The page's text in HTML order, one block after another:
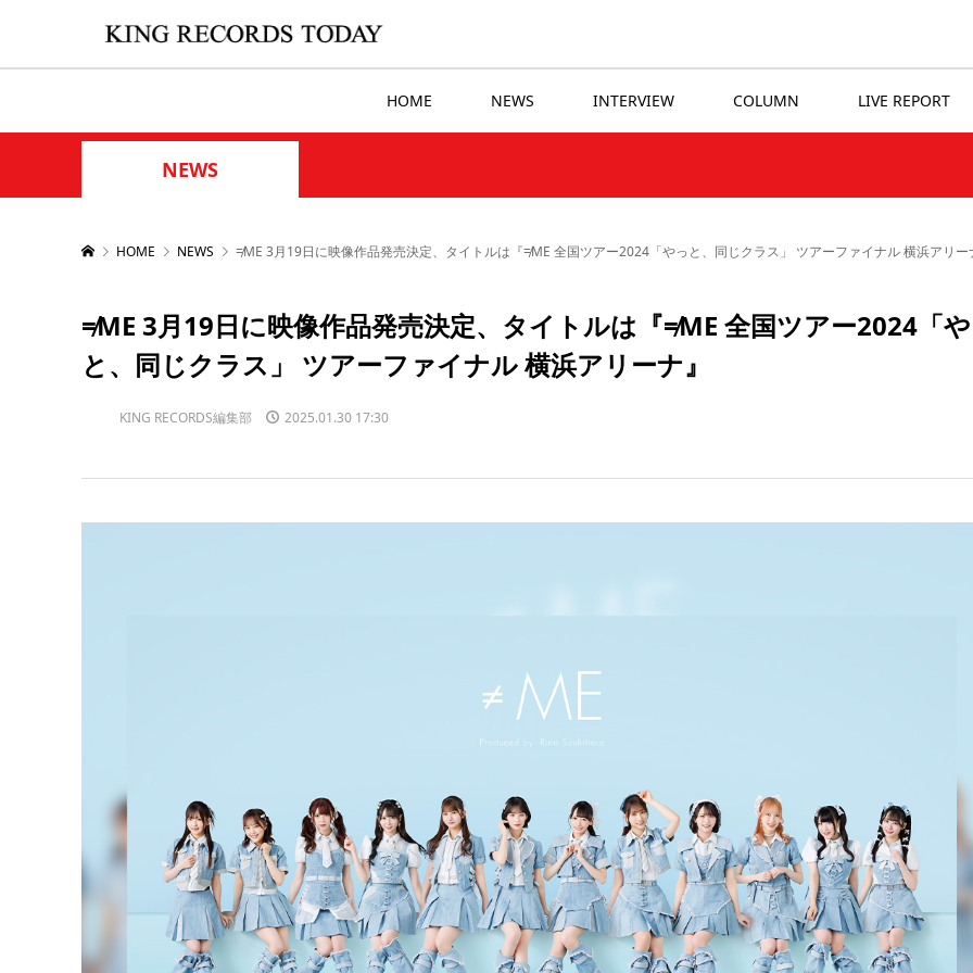
HOME NEWS INTERVIEW COLUMN LIVE REPORT
NEWS
HOME NEWS ≠ME 3月19日に映像作品発売決定、タイトルは『≠ME 全国ツアー2024「やっと、同じクラス」 ツアーファイナル 横浜アリー
≠ME 3月19日に映像作品発売決定、タイトルは『≠ME 全国ツアー2024「
と、同じクラス」 ツアーファイナル 横浜アリーナ』
KING RECORDS編集部 2025.01.30 17:30